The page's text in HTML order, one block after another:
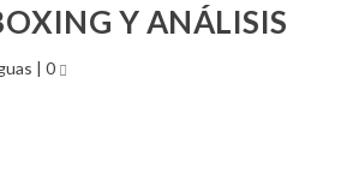
Y ANÁLISIS
| 0